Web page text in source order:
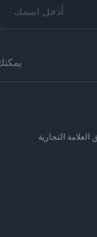
التجارية